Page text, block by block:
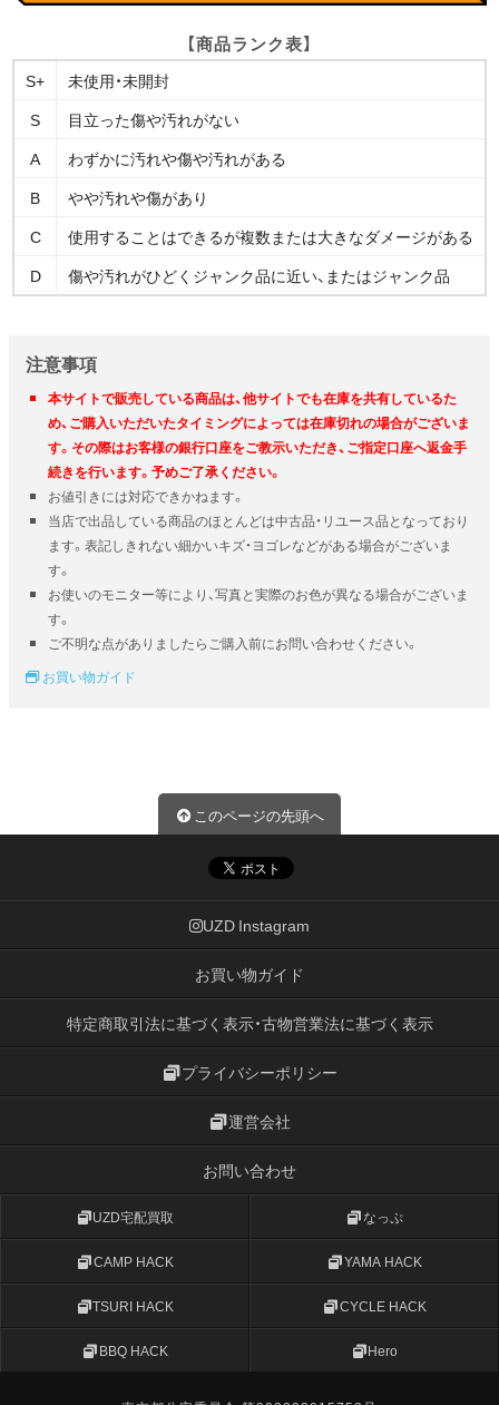
【商品ランク表】
S+
未使用・未開封
S
目立った傷や汚れがない
A
わずかに汚れや傷や汚れがある
B
やや汚れや傷があり
C
使用することはできるが複数または大きなダメージがある
D
傷や汚れがひどくジャンク品に近い、またはジャンク品
注意事項
本サイトで販売している商品は、他サイトでも在庫を共有しているた
め、ご購入いただいたタイミングによっては在庫切れの場合がございま
す。その際はお客様の銀行口座をご教示いただき、ご指定口座へ返金手
続きを行います。予めご了承ください。
お値引きには対応できかねます。
当店で出品している商品のほとんどは中古品・リユース品となっており
ます。表記しきれない細かいキズ・ヨゴレなどがある場合がございま
す。
お使いのモニター等により、写真と実際のお色が異なる場合がございま
す。
ご不明な点がありましたらご購入前にお問い合わせください。
お買い物ガイド
このページの先頭へ
UZD Instagram
お買い物ガイド
特定商取引法に基づく表示・古物営業法に基づく表示
プライバシーポリシー
運営会社
お問い合わせ
UZD宅配買取 なっぷ
CAMP HACK YAMA HACK
TSURI HACK CYCLE HACK
BBQ HACK Hero